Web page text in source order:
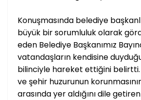
Konuşmasında belediye
büyük bir sorumluluk olarak
eden Belediye Başkanımız
vatandaşların kendisine
bilinciyle hareket ettiğini belirtti.
ve şehir huzurunun
arasında yer aldığını dile